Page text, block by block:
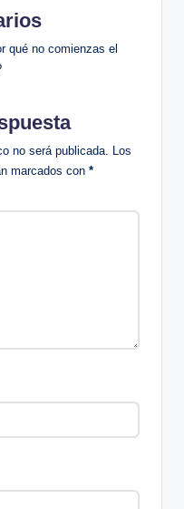
qué no comienzas el
no será publicada. Los
marcados con *